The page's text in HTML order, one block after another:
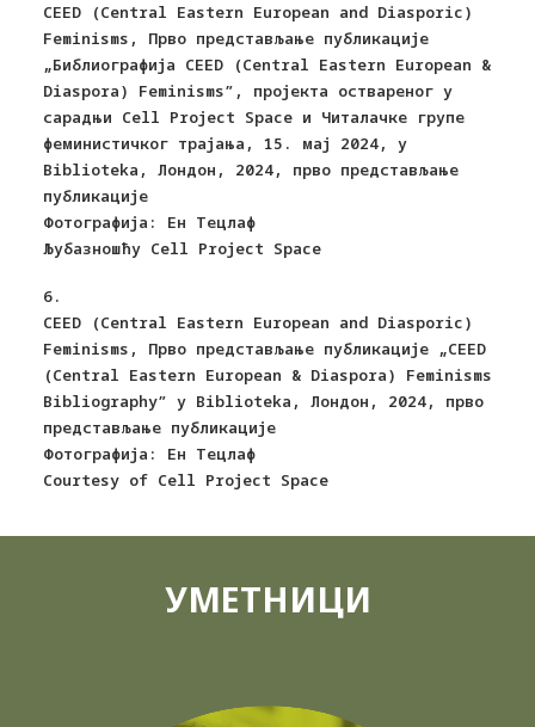
CEED (Central Eastern European and Diasporic)
Feminisms, Прво представљање публикације
„Библиографија CEED (Central Eastern European &
Diaspora) Feminisms”, пројекта оствареног у
сарадњи Cell Project Space и Читалачке групе
феминистичког трајања, 15. мај 2024, у
Biblioteka, Лондон, 2024, прво представљање
публикације
Фотографија: Ен Тецлаф
Љубазношћу Cell Project Space
6.
CEED (Central Eastern European and Diasporic)
Feminisms, Прво представљање публикације „CEED
(Central Eastern European & Diaspora) Feminisms
Bibliography” у Biblioteka, Лондон, 2024, прво
представљање публикације
Фотографија: Ен Тецлаф
Courtesy of Cell Project Space
УМЕТНИЦИ